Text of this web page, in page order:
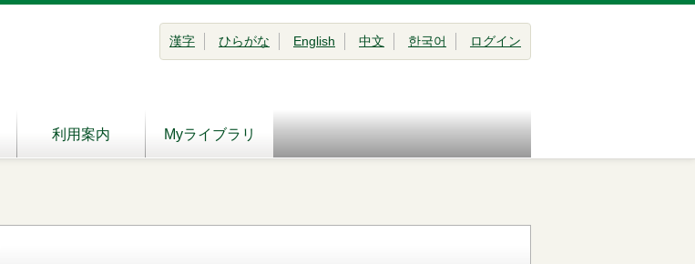
利用案内 Myライブラリ
漢字 ひらがな English 中文 한국어 ログイン